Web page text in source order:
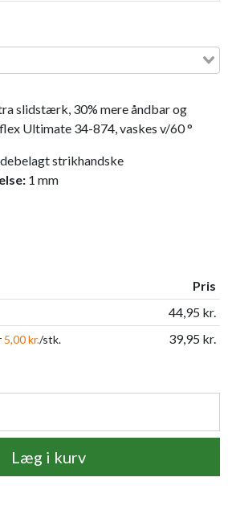
slidstærk, 30% mere åndbar og
Ultimate 34-874, vaskes v/60 °
strikhandske
1 mm
Pris
44,95 kr.
5,00 kr./stk. 39,95 kr.
Læg i kurv